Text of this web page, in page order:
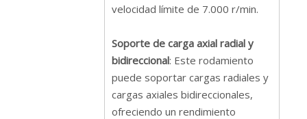
velocidad límite de 7.000 r/min.
Soporte de carga axial radial y
bidireccional: Este rodamiento
puede soportar cargas radiales y
cargas axiales bidireccionales,
ofreciendo un rendimiento